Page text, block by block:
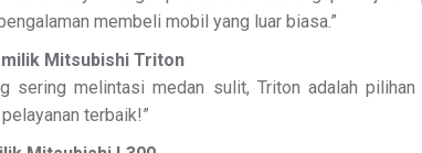
membeli mobil yang luar biasa.”
Mitsubishi Triton
sering melintasi medan sulit, Triton adalah
terbaik!”